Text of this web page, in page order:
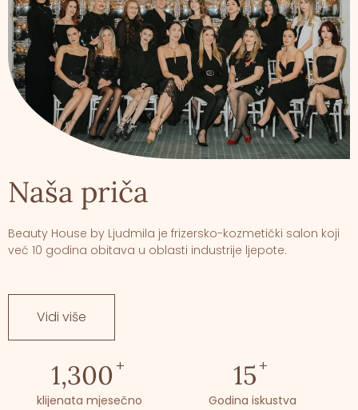
Naša priča
Beauty House by Ljudmila je frizersko-kozmetički salon koji
već 10 godina obitava u oblasti industrije ljepote.
Vidi više
1,300 +
klijenata mjesečno
15 +
Godina iskustva